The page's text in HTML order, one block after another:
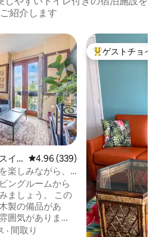
ご紹介します
です。
イ
レビュー339件、5つ星中4.96つ
4.96 (339)
楽しみながら、
ングルームから
ましょう。 この
製の備品があ
囲気がありま
と白いリネンが
· 間取り
大好評のゲスト
ゲストチョイス